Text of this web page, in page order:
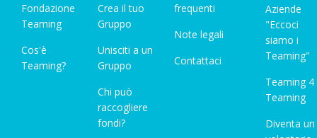
Fondazione
Teaming
Cos'è
Teaming?
Crea il tuo
Gruppo
Unisciti a un
Gruppo
Chi può
raccogliere
fondi?
frequenti
Note legali
Contattaci
Aziende
"Eccoci
siamo i
Teaming"
Teaming 4
Teaming
Diventa un